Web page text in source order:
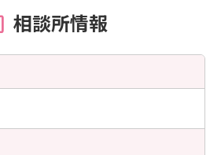
相談所情報